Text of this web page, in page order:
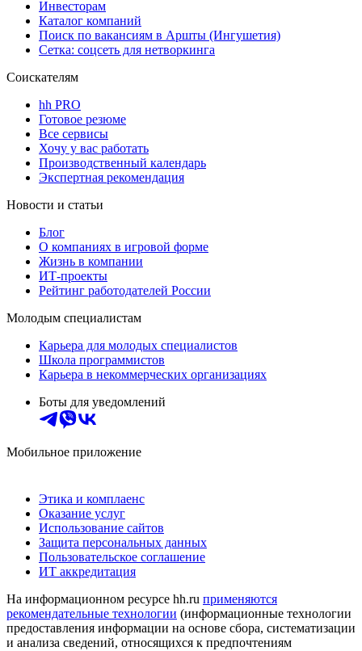
Инвесторам
Каталог компаний
Поиск по вакансиям в Аршты (Ингушетия)
Сетка: соцсеть для нетворкинга
Соискателям
hh PRO
Готовое резюме
Все сервисы
Хочу у вас работать
Производственный календарь
Экспертная рекомендация
Новости и статьи
Блог
О компаниях в игровой форме
Жизнь в компании
ИТ-проекты
Рейтинг работодателей России
Молодым специалистам
Карьера для молодых специалистов
Школа программистов
Карьера в некоммерческих организациях
Боты для уведомлений
Мобильное приложение
Этика и комплаенс
Оказание услуг
Использование сайтов
Защита персональных данных
Пользовательское соглашение
ИТ аккредитация
На информационном ресурсе hh.ru применяются
рекомендательные технологии (информационные технологии
предоставления информации на основе сбора, систематизации
и анализа сведений, относящихся к предпочтениям